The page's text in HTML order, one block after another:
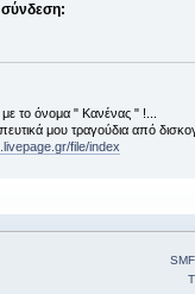
σύνδεση:
το όνομα " Κανένας " !...
μου τραγούδια από
file/index